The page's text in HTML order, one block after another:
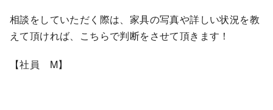
相談をしていただく際は、家具の写真や詳しい状況を教
えて頂ければ、こちらで判断をさせて頂きます！
【社員 M】